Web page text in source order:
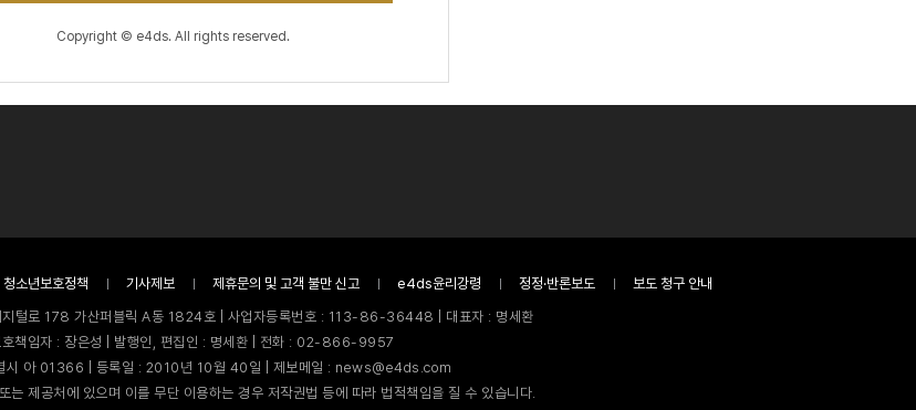
Copyright © e4ds. All rights reserved.
청소년보호정책 기사제보 제휴문의 및 고객 불만 신고 e4ds윤리강령 정정·반론보도
보도 청구 안내
지털로 178 가산퍼블릭 A동 1824호 | 사업자등록번호 : 113-86-36448 | 대표자 : 명세환
호책임자 : 장은성 | 발행인, 편집인 : 명세환 | 전화 : 02-866-9957
시 아 01366 | 등록일 : 2010년 10월 40일 | 제보메일 : news@e4ds.com
제공처에 있으며 이를 무단 이용하는 경우 저작권법 등에 따라 법적책임을 질 수 있습니다.